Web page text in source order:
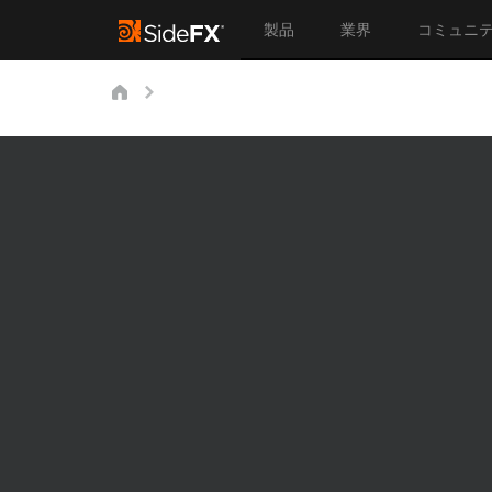
製品 業界 コミュニ